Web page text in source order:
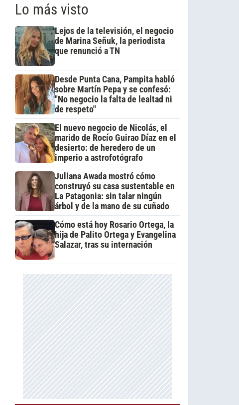
Lo más visto
Lejos de la televisión, el negocio
de Marina Señuk, la periodista
que renunció a TN
Desde Punta Cana, Pampita habló
sobre Martín Pepa y se confesó:
"No negocio la falta de lealtad ni
de respeto"
El nuevo negocio de Nicolás, el
marido de Rocío Guirao Díaz en el
desierto: de heredero de un
imperio a astrofotógrafo
Juliana Awada mostró cómo
construyó su casa sustentable en
La Patagonia: sin talar ningún
árbol y de la mano de su cuñado
Cómo está hoy Rosario Ortega, la
hija de Palito Ortega y Evangelina
Salazar, tras su internación